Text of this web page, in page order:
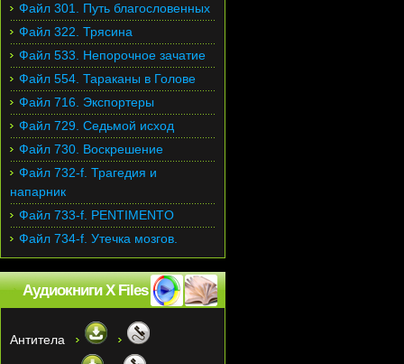
Файл 301. Путь благословенных
Файл 322. Трясина
Файл 533. Непорочное зачатие
Файл 554. Тараканы в Голове
Файл 716. Экспортеры
Файл 729. Седьмой исход
Файл 730. Воскрешение
Файл 732-f. Трагедия и
напарник
Файл 733-f. PENTIMENTO
Файл 734-f. Утечка мозгов.
Аудиокниги X Files
Антитела